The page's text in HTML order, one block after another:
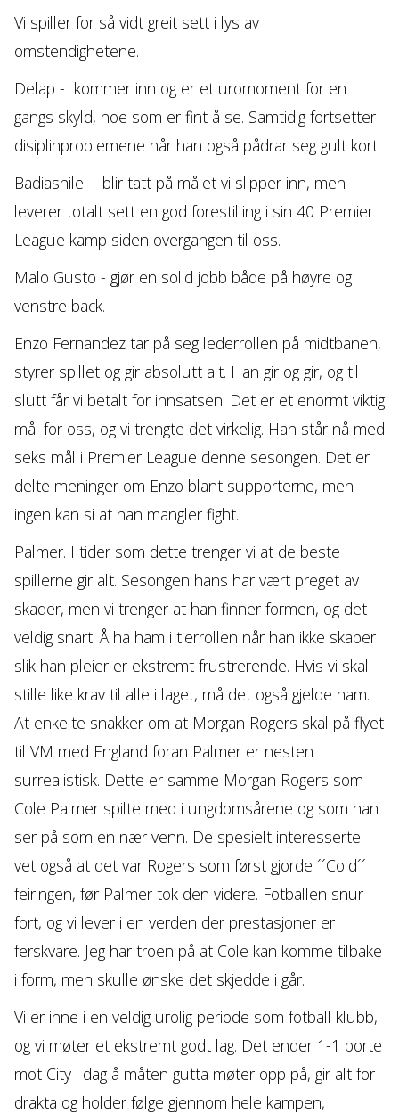
Vi spiller for så vidt greit sett i lys av
omstendighetene.
Delap - kommer inn og er et uromoment for en
gangs skyld, noe som er fint å se. Samtidig fortsetter
disiplinproblemene når han også pådrar seg gult kort.
Badiashile - blir tatt på målet vi slipper inn, men
leverer totalt sett en god forestilling i sin 40 Premier
League kamp siden overgangen til oss.
Malo Gusto - gjør en solid jobb både på høyre og
venstre back.
Enzo Fernandez tar på seg lederrollen på midtbanen,
styrer spillet og gir absolutt alt. Han gir og gir, og til
slutt får vi betalt for innsatsen. Det er et enormt viktig
mål for oss, og vi trengte det virkelig. Han står nå med
seks mål i Premier League denne sesongen. Det er
delte meninger om Enzo blant supporterne, men
ingen kan si at han mangler fight.
Palmer. I tider som dette trenger vi at de beste
spillerne gir alt. Sesongen hans har vært preget av
skader, men vi trenger at han finner formen, og det
veldig snart. Å ha ham i tierrollen når han ikke skaper
slik han pleier er ekstremt frustrerende. Hvis vi skal
stille like krav til alle i laget, må det også gjelde ham.
At enkelte snakker om at Morgan Rogers skal på flyet
til VM med England foran Palmer er nesten
surrealistisk. Dette er samme Morgan Rogers som
Cole Palmer spilte med i ungdomsårene og som han
ser på som en nær venn. De spesielt interesserte
vet også at det var Rogers som først gjorde ´´Cold´´
feiringen, før Palmer tok den videre. Fotballen snur
fort, og vi lever i en verden der prestasjoner er
ferskvare. Jeg har troen på at Cole kan komme tilbake
i form, men skulle ønske det skjedde i går.
Vi er inne i en veldig urolig periode som fotball klubb,
og vi møter et ekstremt godt lag. Det ender 1-1 borte
mot City i dag å måten gutta møter opp på, gir alt for
drakta og holder følge gjennom hele kampen,